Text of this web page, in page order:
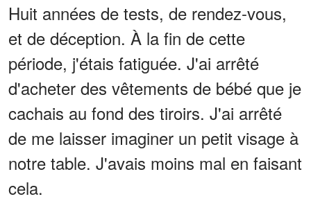
Huit années de tests, de rendez-vous,
et de déception. À la fin de cette
période, j'étais fatiguée. J'ai arrêté
d'acheter des vêtements de bébé que je
cachais au fond des tiroirs. J'ai arrêté
de me laisser imaginer un petit visage à
notre table. J'avais moins mal en faisant
cela.